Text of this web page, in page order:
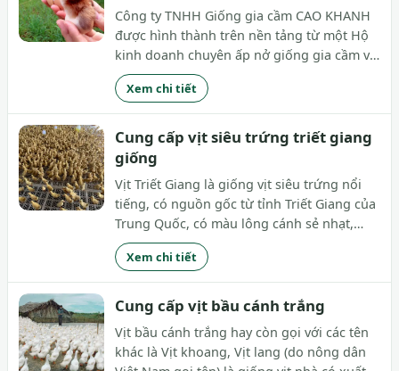
Công ty TNHH Giống gia cầm CAO KHANH
được hình thành trên nền tảng từ một Hộ
kinh doanh chuyên ấp nở giống gia cầm và
thủy cầm từ thập niên những năm 1980 và
được thành lập công ty vào năm 2010.
Phương hướng năm 2016 – 2020 phát triển,
lai tạo tăng...
Xem chi tiết
Cung cấp vịt siêu trứng triết giang
giống
Vịt Triết Giang là giống vịt siêu trứng nổi
tiếng, có nguồn gốc từ tỉnh Triết Giang của
Trung Quốc, có màu lông cánh sẻ nhạt,
nhập vào nước ta năm 2005, được các cơ sở
giống tiến hành nuôi giữ, chọn lọc để có
năng suất và chất lượng cao
Xem chi tiết
Cung cấp vịt bầu cánh trắng
Vịt bầu cánh trắng hay còn gọi với các tên
khác là Vịt khoang, Vịt lang (do nông dân